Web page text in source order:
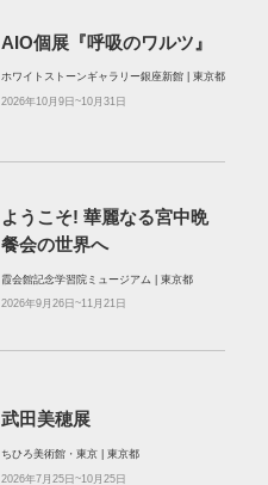
AIO個展『呼吸のワルツ』
ホワイトストーンギャラリー銀座新館 | 東京都
2026年10月9日~10月31日
ようこそ! 華麗なる宮中晩
餐会の世界へ
霞会館記念学習院ミュージアム | 東京都
2026年9月26日~11月21日
武田美穂展
ちひろ美術館・東京 | 東京都
2026年7月25日~10月25日